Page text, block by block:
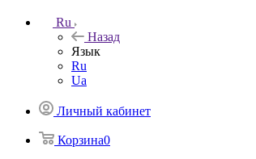
Ru
Назад
Язык
Ru
Ua
Личный кабинет
Корзина0